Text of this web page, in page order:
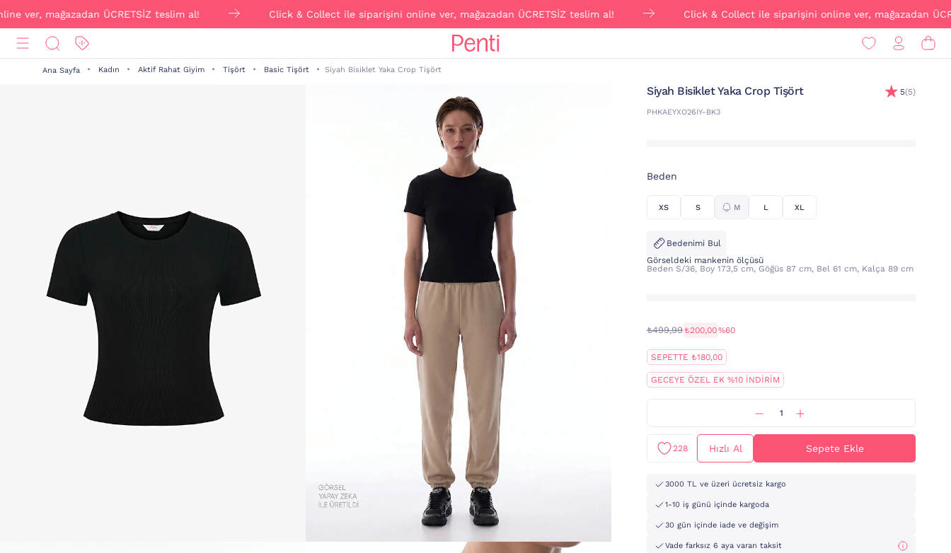
mağazadan ÜCRETSİZ teslim al! Click & Collect ile siparişini online ver, mağazadan ÜCRETSİZ teslim al! Click & Collect ile siparişini online ver, mağazadan
Ana Sayfa Kadın Aktif Rahat Giyim Tişört Basic Tişört Siyah Bisiklet Yaka Crop Tişört
Siyah Bisiklet Yaka Crop Tişört
PHKAEYXO26IY-BK3
5(5)
Beden
XS S M L XL
Bedenimi Bul
Görseldeki mankenin ölçüsü
Beden S/36, Boy 173,5 cm, Göğüs 87 cm, Bel 61 cm, Kalça 89 cm
₺499,99 ₺200,00%60
SEPETTE ₺180,00
GECEYE ÖZEL EK %10 İNDİRİM
228 Hızlı Al Sepete Ekle
3000 TL ve üzeri ücretsiz kargo
1-10 iş günü içinde kargoda
30 gün içinde iade ve değişim
Vade farksız 6 aya varan taksit